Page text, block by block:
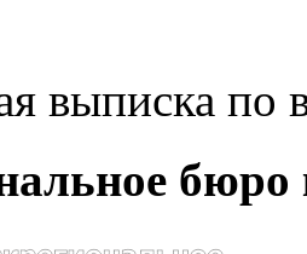
выписка
бюро